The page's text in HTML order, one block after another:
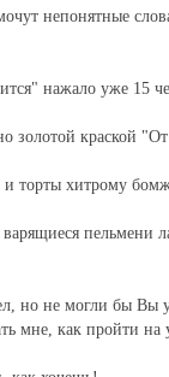
непонятные
нажало уже 15
золотой краской
и торты хитрому
пельмени
но не могли бы Вы
мне, как пройти на